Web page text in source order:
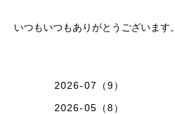
いつもいつもありがとうございます。
2026-07（9）
2026-05（8）